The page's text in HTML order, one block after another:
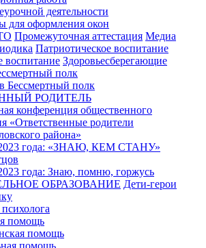
деятельности
для оформления окон
Промежуточная аттестация Медиа
Патриотическое воспитание
воспитание Здоровьесберегающие
полк
Бессмертный полк
РОДИТЕЛЬ
конференция общественного
«Ответственные родители
района»
года: «ЗНАЮ, КЕМ СТАНУ»
года: Знаю, помню, горжусь
ОБРАЗОВАНИЕ Дети-герои
помощь
помощь
помощь